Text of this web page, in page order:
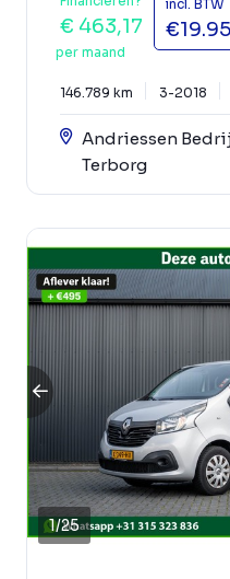
€ 463,17
per maand
incl. BTW
146.789 km 3-2018
Andriessen
Terborg
1/25